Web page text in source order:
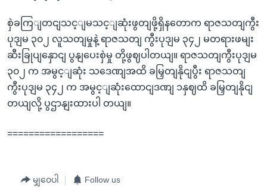
စှဲခကြျတငျသင့ျမသင့ျဆုံးဖွတျဖို့ရှိနတောက ရာဇသတျကွီး
ပုဒျမ ၃၀၂ လူသတျမှုနဲ့ ရာဇသတျ ကွီးပုဒျမ ၃၄၂ မတရားဖမျး
ဆီးခြုပျနှောငျ ပွနျပေးစှဲမှု တို့ဖွဈပါတယျ။ ရာဇသတျကွီးပုဒျမ
၃၀၂ က အမွင့ျဆုံး သဒေဏျအထိ ခမြှတျနိုငျပွီး ရာဇသတျ
ကွီးပုဒျမ ၃၄၂ က အမွင့ျဆုံးထောငျဒဏျ ၁နှဈထိ ခမြှတျနိုငျ
တယျလို့ ပွဌာနျးထားပါ တယျ။
==================
မျှဝေပါ Follow us